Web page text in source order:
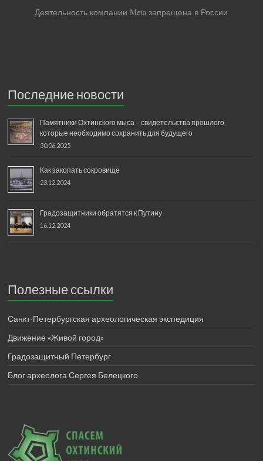
Деятельность компании Meta запрещена в России
Последние новости
Памятники Охтинского мыса – свидетельства прошлого,
которые необходимо сохранить для будущего
30.06.2025
Как закопать сокровище
23.12.2024
Градозащитники обратятся к Путину
16.12.2024
Полезные ссылки
Санкт-Петербургская археологическая экспедиция
Движение «Живой город»
Градозащитный Петербург
Блог археолога Сергея Белецкого